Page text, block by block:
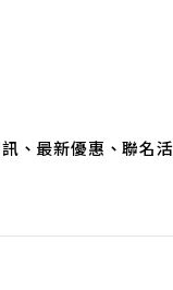
、最新優惠、聯名